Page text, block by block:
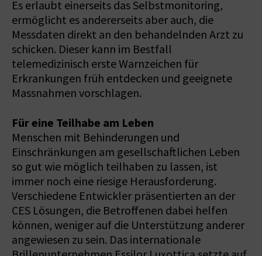
Es erlaubt einerseits das Selbstmonitoring,
ermöglicht es andererseits aber auch, die
Messdaten direkt an den behandelnden Arzt zu
schicken. Dieser kann im Bestfall
telemedizinisch erste Warnzeichen für
Erkrankungen früh entdecken und geeignete
Massnahmen vorschlagen.
Für eine Teilhabe am Leben
Menschen mit Behinderungen und
Einschränkungen am gesellschaftlichen Leben
so gut wie möglich teilhaben zu lassen, ist
immer noch eine riesige Herausforderung.
Verschiedene Entwickler präsentierten an der
CES Lösungen, die Betroffenen dabei helfen
können, weniger auf die Unterstützung anderer
angewiesen zu sein. Das internationale